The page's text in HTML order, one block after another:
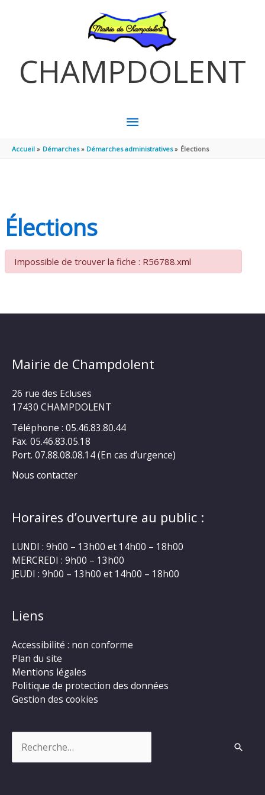
CHAMPDOLENT
MENU
PRINCIPAL
Accueil Démarches Démarches administratives Élections
Élections
Impossible de trouver la fiche : R56788.xml
Mairie de Champdolent
26 rue des Ecluses
17430 CHAMPDOLENT
Téléphone : 05.46.83.80.44
Fax. 05.46.83.05.18
Port. 07.88.08.08.14 (En cas d’urgence)
Nous contacter
Horaires d’ouverture au public :
LUNDI : 9h00 – 13h00 et 14h00 – 18h00
MERCREDI : 9h00 – 13h00
JEUDI : 9h00 – 13h00 et 14h00 – 18h00
Liens
Accessibilité : non conforme
Plan du site
Mentions légales
Politique de protection des données
Gestion des cookies